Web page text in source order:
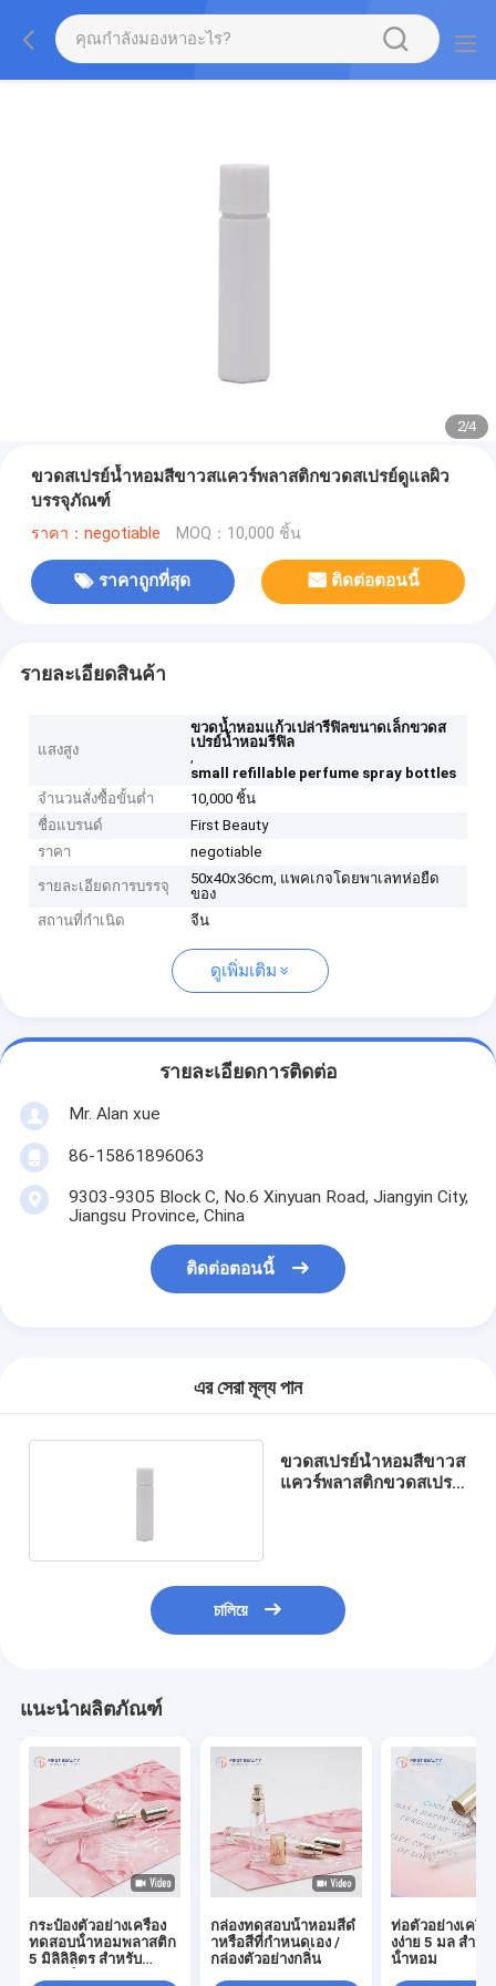
2/4
ขวดสเปรย์น้ำหอมสีขาวสแควร์พลาสติกขวดสเปรย์ดูแลผิว
บรรจุภัณฑ์
ราคา：negotiable MOQ：10,000 ชิ้น
ราคาถูกที่สุด ติดต่อตอนนี้
รายละเอียดสินค้า
แสงสูง
ขวดน้ำหอมแก้วเปล่ารีฟิลขนาดเล็กขวดส
เปรย์น้ำหอมรีฟิล
,
small refillable perfume spray bottles
จำนวนสั่งซื้อขั้นต่ำ
10,000 ชิ้น
ชื่อแบรนด์
First Beauty
ราคา
negotiable
รายละเอียดการบรรจุ
50x40x36cm, แพคเกจโดยพาเลทห่อยืด
ของ
สถานที่กำเนิด
จีน
ดูเพิ่มเติม
รายละเอียดการติดต่อ
Mr. Alan xue
86-15861896063
9303-9305 Block C, No.6 Xinyuan Road, Jiangyin City,
Jiangsu Province, China
ติดต่อตอนนี้
এর সেরা মূল্য পান
ขวดสเปรย์น้ำหอมสีขาวส
แควร์พลาสติกขวดสเปรย์
চালিয়ে
แนะนำผลิตภัณฑ์
กระป๋องตัวอย่างเครื่อง
ทดสอบน้ําหอมพลาสติก
5 มิลิลิลิตร สําหรับ
กล่องทดสอบน้ําหอมสีดํ
าหรือสีที่กําหนดเอง /
กล่องตัวอย่างกลิ่น
ท่อตัวอย่างเครื่อ
งง่าย 5 มล สําหรั
น้ําหอม